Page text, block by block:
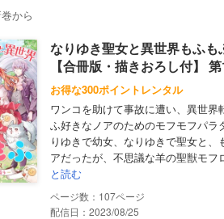
から
なりゆき聖女と異世界もふ
【合冊版・描きおろし付】
お得な300ポイントレンタル
ワンコを助けて事故に遭い、異世
ふ好きなノアのためのモフモフパ
りゆきで幼女、なりゆきで聖女と
アだったが、不思議な羊の聖獣モ
と読む
107
配信日：2023/08/25